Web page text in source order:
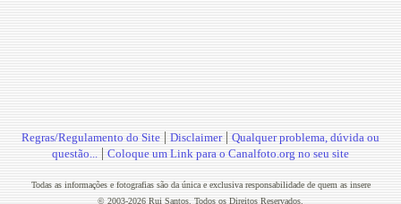
Regras/Regulamento do Site | Disclaimer| Qualquer problema, dúvida ou
questão... | Coloque um Link para o Canalfoto.org no seu site
Todas as informações e fotografias são da única e exclusiva responsabilidade de quem as insere
© 2003-2026 Rui Santos. Todos os Direitos Reservados.